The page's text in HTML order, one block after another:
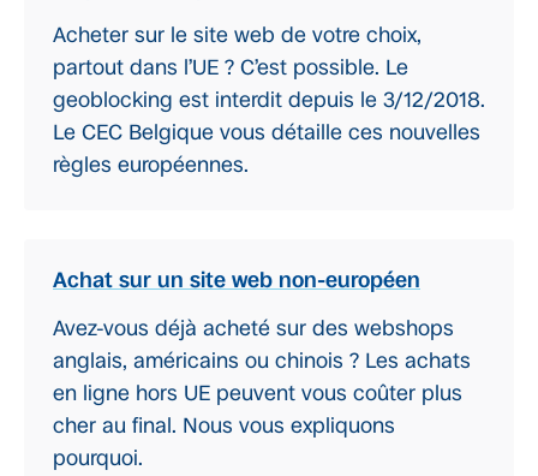
Acheter sur le site web de votre choix,
partout dans l’UE ? C’est possible. Le
geoblocking est interdit depuis le 3/12/2018.
Le CEC Belgique vous détaille ces nouvelles
règles européennes.
Achat sur un site web non-européen
Avez-vous déjà acheté sur des webshops
anglais, américains ou chinois ? Les achats
en ligne hors UE peuvent vous coûter plus
cher au final. Nous vous expliquons
pourquoi.